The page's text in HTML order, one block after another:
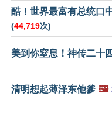
酷！世界最富有总统口
(44,719次)
美到你窒息！神传二十
清明想起薄泽东他爹 🖼️